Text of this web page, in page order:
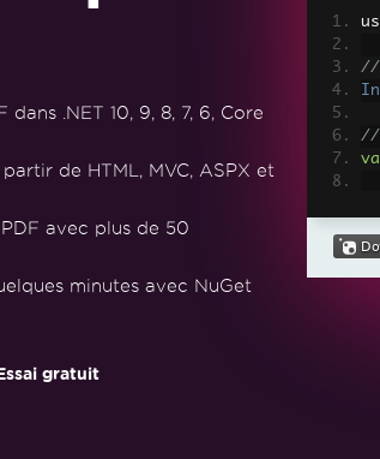
dans .NET 10, 9, 8, 7, 6, Core
de HTML, MVC, ASPX et
avec plus de 50
minutes avec NuGet
gratuit
//
//